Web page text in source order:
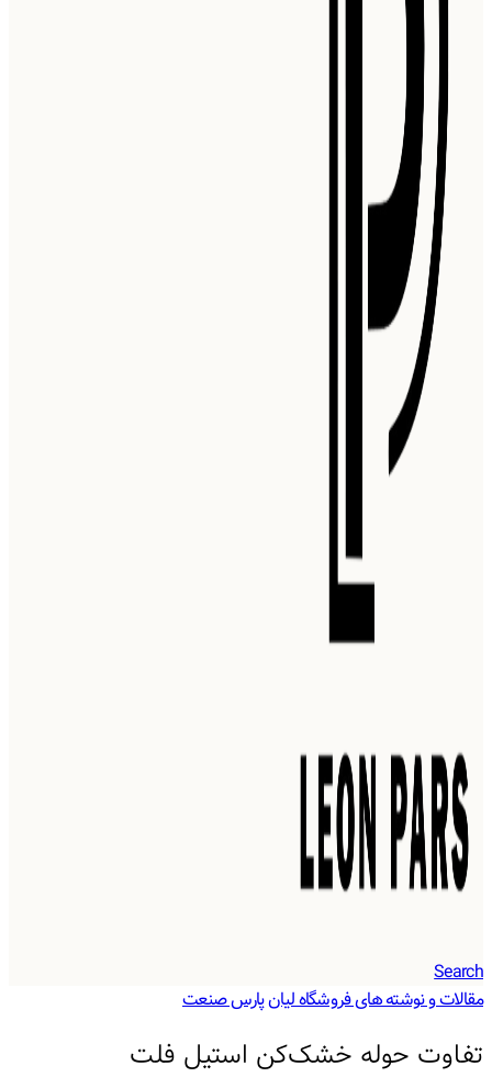
Search
مقالات و نوشته های فروشگاه لیان پارس صنعت
تفاوت حوله خشک‌کن استیل فلت